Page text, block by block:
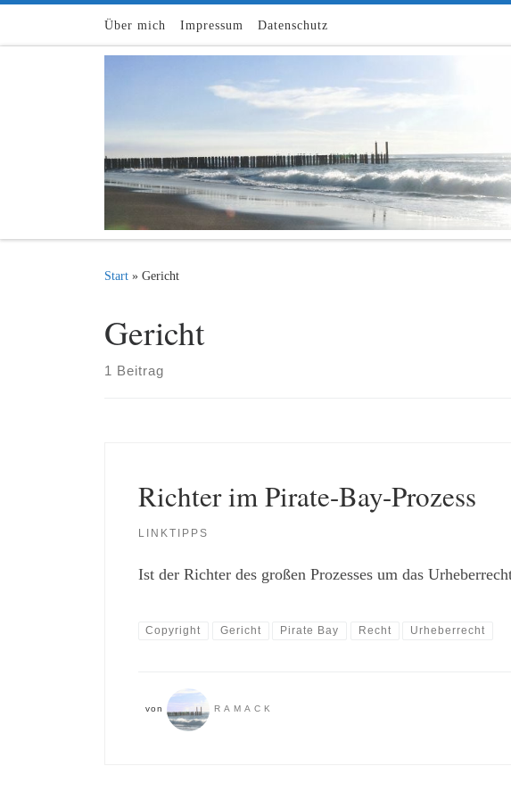
Zum Inhalt springen
Über mich Impressum Datenschutz
Start » Gericht
Gericht
1 Beitrag
Richter im Pirate-Bay-Prozess
LINKTIPPS
Ist der Richter des großen Prozesses um das
Copyright Gericht Pirate Bay Recht Urheberrecht
von RAMACK